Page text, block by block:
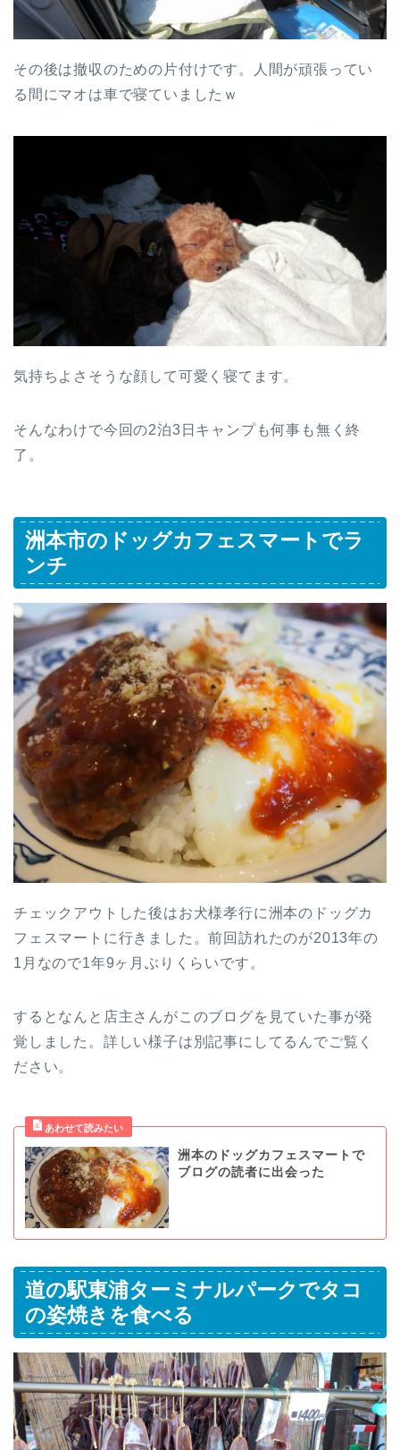
その後は撤収のための片付けです。人間が頑張ってい
る間にマオは車で寝ていましたｗ
気持ちよさそうな顔して可愛く寝てます。
そんなわけで今回の2泊3日キャンプも何事も無く終
了。
洲本市のドッグカフェスマートでラ
ンチ
チェックアウトした後はお犬様孝行に洲本のドッグカ
フェスマートに行きました。前回訪れたのが2013年の
1月なので1年9ヶ月ぶりくらいです。
するとなんと店主さんがこのブログを見ていた事が発
覚しました。詳しい様子は別記事にしてるんでご覧く
ださい。
洲本のドッグカフェスマートで
ブログの読者に出会った
道の駅東浦ターミナルパークでタコ
の姿焼きを食べる